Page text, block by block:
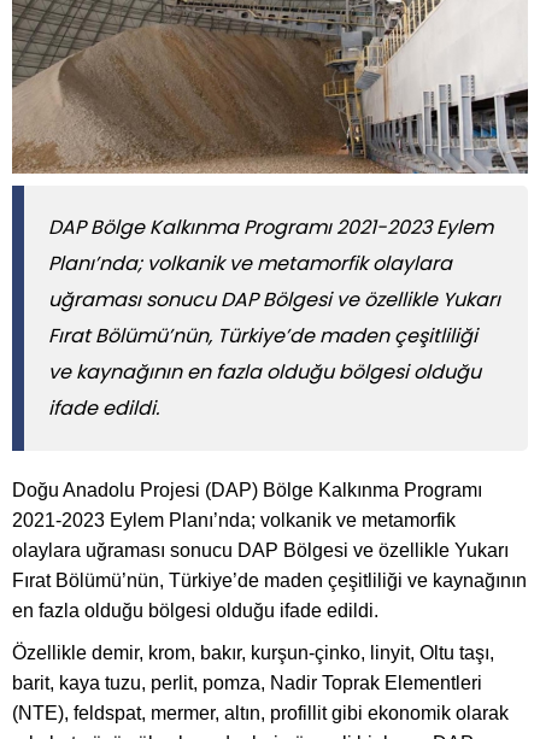
DAP Bölge Kalkınma Programı 2021-2023 Eylem
Planı’nda; volkanik ve metamorfik olaylara
uğraması sonucu DAP Bölgesi ve özellikle Yukarı
Fırat Bölümü’nün, Türkiye’de maden çeşitliliği
ve kaynağının en fazla olduğu bölgesi olduğu
ifade edildi.
Doğu Anadolu Projesi (DAP) Bölge Kalkınma Programı
2021-2023 Eylem Planı’nda; volkanik ve metamorfik
olaylara uğraması sonucu DAP Bölgesi ve özellikle Yukarı
Fırat Bölümü’nün, Türkiye’de maden çeşitliliği ve kaynağının
en fazla olduğu bölgesi olduğu ifade edildi.
Özellikle demir, krom, bakır, kurşun-çinko, linyit, Oltu taşı,
barit, kaya tuzu, perlit, pomza, Nadir Toprak Elementleri
(NTE), feldspat, mermer, altın, profillit gibi ekonomik olarak